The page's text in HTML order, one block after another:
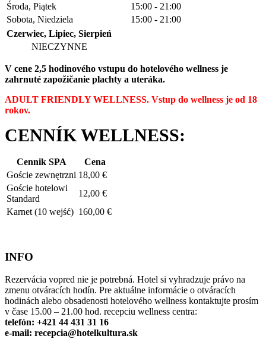
Środa, Piątek
15:00 - 21:00
Sobota, Niedziela
15:00 - 21:00
Czerwiec, Lipiec, Sierpień
NIECZYNNE
V cene 2,5 hodinového vstupu do hotelového wellness je
zahrnuté zapožičanie plachty a uteráka.
ADULT FRIENDLY WELLNESS. Vstup do wellness je od 18
rokov.
CENNÍK WELLNESS:
Cennik SPA
Cena
Goście zewnętrzni 18,00 €
Goście hotelowi
Standard
12,00 €
Karnet (10 wejść) 160,00 €
INFO
Rezervácia vopred nie je potrebná. Hotel si vyhradzuje právo na
zmenu otváracích hodín. Pre aktuálne informácie o otváracích
hodinách alebo obsadenosti hotelového wellness kontaktujte prosím
v čase 15.00 – 21.00 hod. recepciu wellness centra:
telefón: +421 44 431 31 16
e-mail: recepcia@hotelkultura.sk